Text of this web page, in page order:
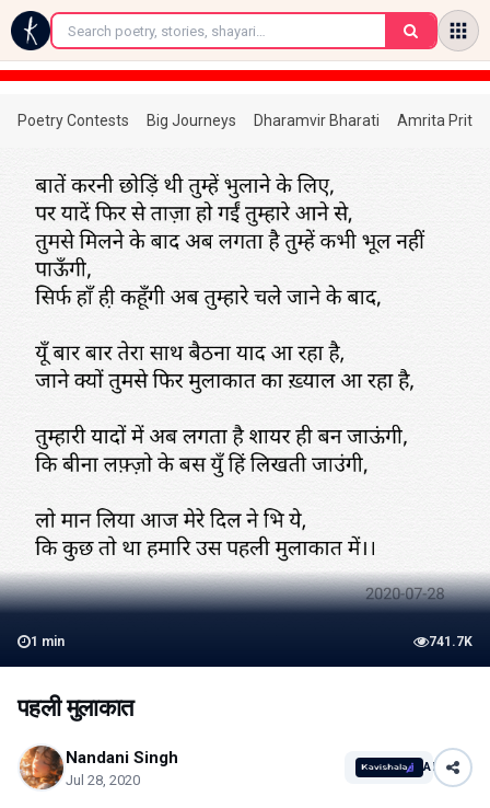
←
Poetry Contests Big Journeys Dharamvir Bharati Amrita
1 min 741.7K
पहली मुलाकात
Nandani Singh
Jul 28, 2020
AI